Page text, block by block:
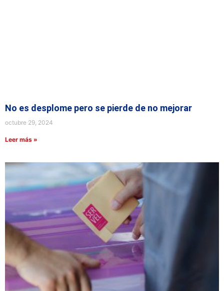
No es desplome pero se pierde de no mejorar
octubre 29, 2024
Leer más »